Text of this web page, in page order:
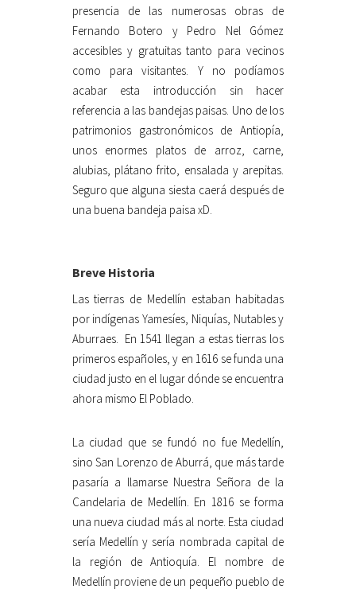
presencia de las numerosas obras de
Fernando Botero y Pedro Nel Gómez
accesibles y gratuitas tanto para vecinos
como para visitantes. Y no podíamos
acabar esta introducción sin hacer
referencia a las bandejas paisas. Uno de los
patrimonios gastronómicos de Antiopía,
unos enormes platos de arroz, carne,
alubias, plátano frito, ensalada y arepitas.
Seguro que alguna siesta caerá después de
una buena bandeja paisa xD.
Breve Historia
Las tierras de Medellín estaban habitadas
por indígenas Yamesíes, Niquías, Nutables y
Aburraes. En 1541 llegan a estas tierras los
primeros españoles, y en 1616 se funda una
ciudad justo en el lugar dónde se encuentra
ahora mismo El Poblado.
La ciudad que se fundó no fue Medellín,
sino San Lorenzo de Aburrá, que más tarde
pasaría a llamarse Nuestra Señora de la
Candelaria de Medellín. En 1816 se forma
una nueva ciudad más al norte. Esta ciudad
sería Medellín y sería nombrada capital de
la región de Antioquía. El nombre de
Medellín proviene de un pequeño pueblo de